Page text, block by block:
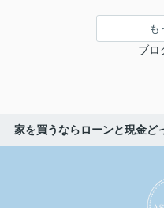
も
ブロ
家を買うならローンと現金ど